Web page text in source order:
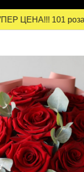
ЦЕНА!!! 101 роза -